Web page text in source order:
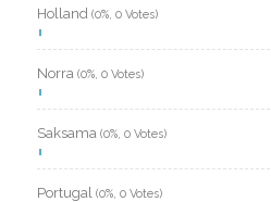
Holland (0%, 0 Votes)
Norra (0%, 0 Votes)
Saksama (0%, 0 Votes)
Portugal (0%, 0 Votes)